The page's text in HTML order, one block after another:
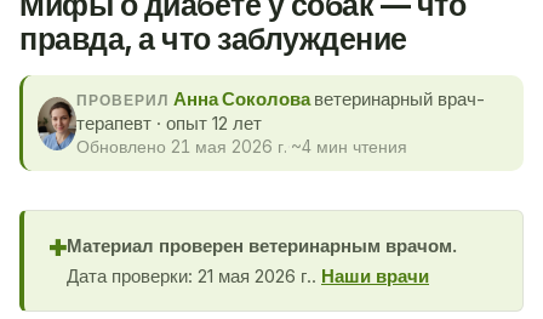
правда, а что заблуждение
ПРОВЕРИЛ Анна Соколоваветеринарный врач-
терапевт · опыт 12 лет
Обновлено 21 мая 2026 г. ~4 мин чтения
✚Материал проверен ветеринарным врачом.
Дата проверки: 21 мая 2026 г.. Наши врачи